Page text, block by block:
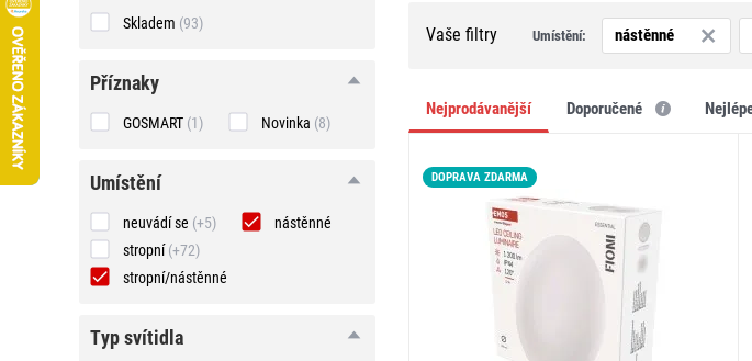
Skladem (93)
Příznaky
GOSMART (1) Novinka (8)
umístění
umístění
neuvádí se (+5)
nástěnné
stropní(+72)
stropní/nástěnné
typ
svítidla
typ svítidla
Vaše filtry Umístění: nástěnné
Nejprodávanější doporučené
DOPRAVA ZDARMA